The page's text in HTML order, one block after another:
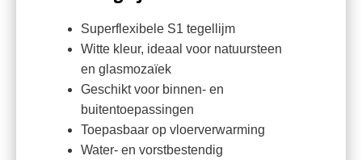
Superflexibele S1 tegellijm
Witte kleur, ideaal voor natuursteen
en glasmozaïek
Geschikt voor binnen- en
buitentoepassingen
Toepasbaar op vloerverwarming
Water- en vorstbestendig